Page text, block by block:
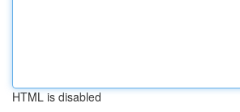
HTML is disabled